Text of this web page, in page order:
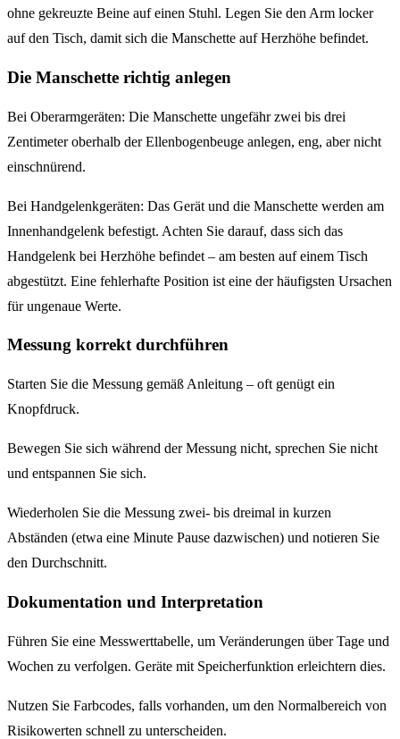
ohne gekreuzte Beine auf einen Stuhl. Legen Sie den Arm locker
auf den Tisch, damit sich die Manschette auf Herzhöhe befindet.
Die Manschette richtig anlegen
Bei Oberarmgeräten: Die Manschette ungefähr zwei bis drei
Zentimeter oberhalb der Ellenbogenbeuge anlegen, eng, aber nicht
einschnürend.
Bei Handgelenkgeräten: Das Gerät und die Manschette werden am
Innenhandgelenk befestigt. Achten Sie darauf, dass sich das
Handgelenk bei Herzhöhe befindet – am besten auf einem Tisch
abgestützt. Eine fehlerhafte Position ist eine der häufigsten Ursachen
für ungenaue Werte.
Messung korrekt durchführen
Starten Sie die Messung gemäß Anleitung – oft genügt ein
Knopfdruck.
Bewegen Sie sich während der Messung nicht, sprechen Sie nicht
und entspannen Sie sich.
Wiederholen Sie die Messung zwei- bis dreimal in kurzen
Abständen (etwa eine Minute Pause dazwischen) und notieren Sie
den Durchschnitt.
Dokumentation und Interpretation
Führen Sie eine Messwerttabelle, um Veränderungen über Tage und
Wochen zu verfolgen. Geräte mit Speicherfunktion erleichtern dies.
Nutzen Sie Farbcodes, falls vorhanden, um den Normalbereich von
Risikowerten schnell zu unterscheiden.